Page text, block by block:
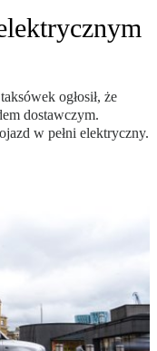
ogłosił, że
dostawczym.
w pełni elektryczny.